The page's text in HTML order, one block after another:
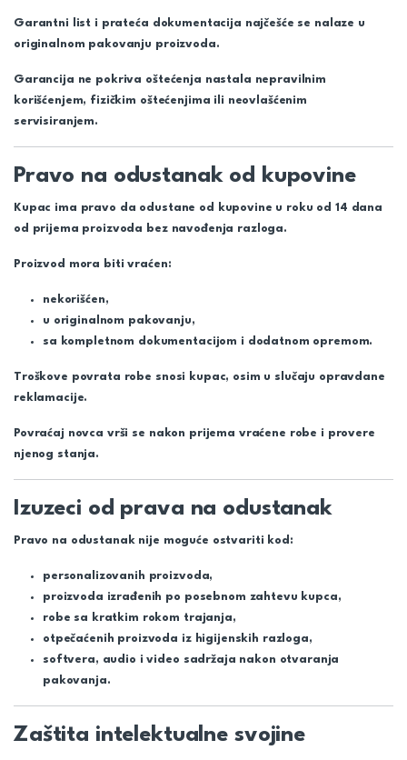
Garantni list i prateća dokumentacija najčešće se nalaze u
originalnom pakovanju proizvoda.
Garancija ne pokriva oštećenja nastala nepravilnim
korišćenjem, fizičkim oštećenjima ili neovlašćenim
servisiranjem.
Pravo na odustanak od kupovine
Kupac ima pravo da odustane od kupovine u roku od 14 dana
od prijema proizvoda bez navođenja razloga.
Proizvod mora biti vraćen:
nekorišćen,
u originalnom pakovanju,
sa kompletnom dokumentacijom i dodatnom opremom.
Troškove povrata robe snosi kupac, osim u slučaju opravdane
reklamacije.
Povraćaj novca vrši se nakon prijema vraćene robe i provere
njenog stanja.
Izuzeci od prava na odustanak
Pravo na odustanak nije moguće ostvariti kod:
personalizovanih proizvoda,
proizvoda izrađenih po posebnom zahtevu kupca,
robe sa kratkim rokom trajanja,
otpečaćenih proizvoda iz higijenskih razloga,
softvera, audio i video sadržaja nakon otvaranja
pakovanja.
Zaštita intelektualne svojine